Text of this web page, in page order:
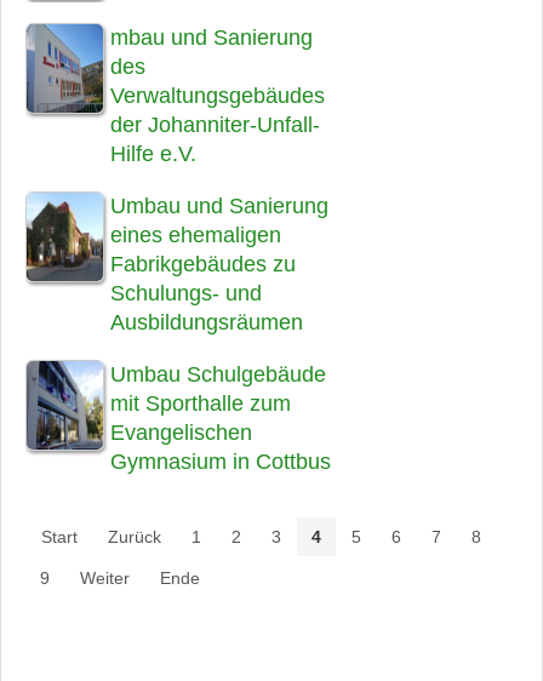
mbau und Sanierung
des
Verwaltungsgebäudes
der Johanniter-Unfall-
Hilfe e.V.
Umbau und Sanierung
eines ehemaligen
Fabrikgebäudes zu
Schulungs- und
Ausbildungsräumen
Umbau Schulgebäude
mit Sporthalle zum
Evangelischen
Gymnasium in Cottbus
Start Zurück 1 2 3 4 5 6 7 8
9 Weiter Ende